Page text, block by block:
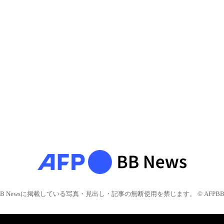
Newsに掲載している写真・見出し・記事の無断使用を禁じます。 © AFPBB